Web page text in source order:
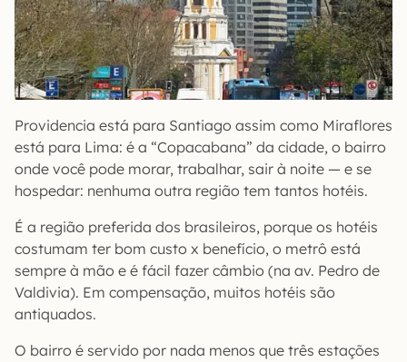
Providencia está para Santiago assim como Miraflores
está para Lima: é a “Copacabana” da cidade, o bairro
onde você pode morar, trabalhar, sair à noite — e se
hospedar: nenhuma outra região tem tantos hotéis.
É a região preferida dos brasileiros, porque os hotéis
costumam ter bom custo x benefício, o metrô está
sempre à mão e é fácil fazer câmbio (na av. Pedro de
Valdivia). Em compensação, muitos hotéis são
antiquados.
O bairro é servido por nada menos que três estações